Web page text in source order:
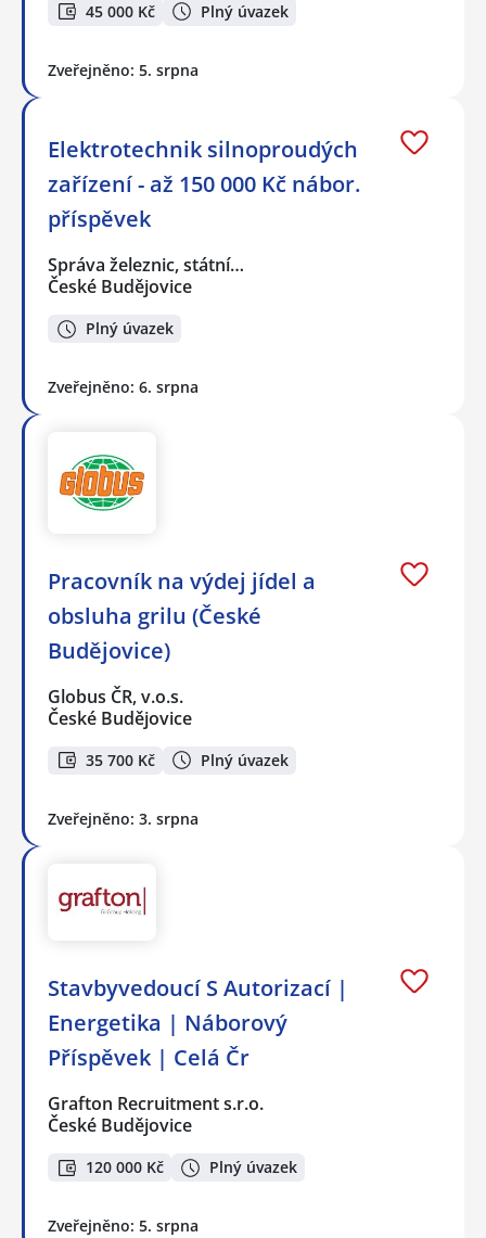
45 000 Kč Plný úvazek
Zveřejněno: 5. srpna
Elektrotechnik silnoproudých
zařízení - až 150 000 Kč nábor.
příspěvek
Správa železnic, státní…
České Budějovice
Plný úvazek
Zveřejněno: 6. srpna
Pracovník na výdej jídel a
obsluha grilu (České
Budějovice)
Globus ČR, v.o.s.
České Budějovice
35 700 Kč Plný úvazek
Zveřejněno: 3. srpna
Stavbyvedoucí S Autorizací |
Energetika | Náborový
Příspěvek | Celá Čr
Grafton Recruitment s.r.o.
České Budějovice
120 000 Kč Plný úvazek
Zveřejněno: 5. srpna